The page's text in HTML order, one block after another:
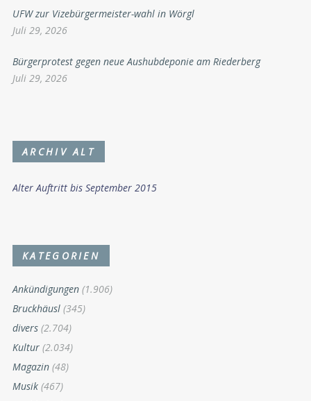
UFW zur Vizebürgermeister-wahl in Wörgl
Juli 29, 2026
Bürgerprotest gegen neue Aushubdeponie am Riederberg
Juli 29, 2026
ARCHIV ALT
Alter Auftritt bis September 2015
KATEGORIEN
Ankündigungen (1.906)
Bruckhäusl (345)
divers (2.704)
Kultur (2.034)
Magazin (48)
Musik (467)